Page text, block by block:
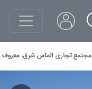
مجتمع تجاری الماس شرق، معروف